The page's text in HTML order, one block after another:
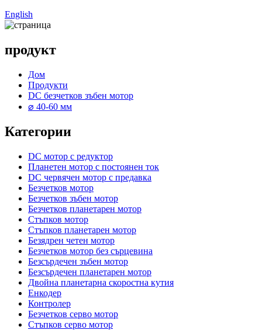
English
продукт
Дом
Продукти
DC безчетков зъбен мотор
⌀ 40-60 мм
Категории
DC мотор с редуктор
Планетен мотор с постоянен ток
DC червячен мотор с предавка
Безчетков мотор
Безчетков зъбен мотор
Безчетков планетарен мотор
Стъпков мотор
Стъпков планетарен мотор
Безядрен четен мотор
Безчетков мотор без сърцевина
Безсърдечен зъбен мотор
Безсърдечен планетарен мотор
Двойна планетарна скоростна кутия
Енкодер
Контролер
Безчетков серво мотор
Стъпков серво мотор